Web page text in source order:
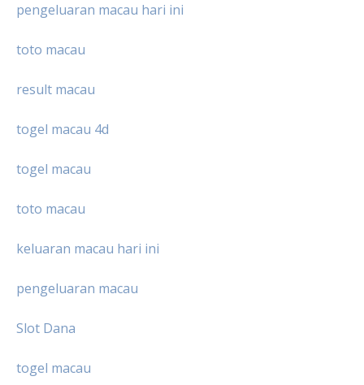
pengeluaran macau hari ini
toto macau
result macau
togel macau 4d
togel macau
toto macau
keluaran macau hari ini
pengeluaran macau
Slot Dana
togel macau